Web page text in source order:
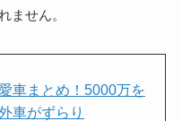
ません。
車まとめ！5000万を
車がずらり